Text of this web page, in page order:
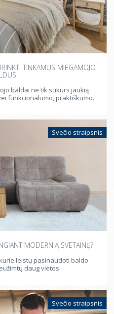
TINKAMUS MIEGAMOJO
baldai ne tik sukurs jaukią
funkcionalumo, praktiškumo.
Svečio straipsnis
MODERNIĄ SVETAINĘ?
leistų pasinaudoti baldo
daug vietos.
Svečio straipsnis